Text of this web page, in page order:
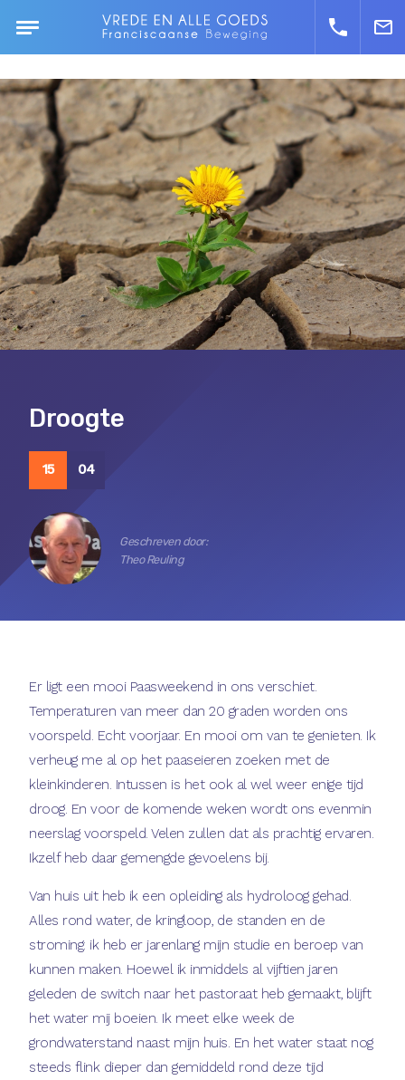
Droogte
15 04
Geschreven door:
Theo Reuling
Er ligt een mooi Paasweekend in ons verschiet.
Temperaturen van meer dan 20 graden worden ons
voorspeld. Echt voorjaar. En mooi om van te genieten. Ik
verheug me al op het paaseieren zoeken met de
kleinkinderen. Intussen is het ook al wel weer enige tijd
droog. En voor de komende weken wordt ons evenmin
neerslag voorspeld. Velen zullen dat als prachtig ervaren.
Ikzelf heb daar gemengde gevoelens bij.
Van huis uit heb ik een opleiding als hydroloog gehad.
Alles rond water, de kringloop, de standen en de
stroming: ik heb er jarenlang mijn studie en beroep van
kunnen maken. Hoewel ik inmiddels al vijftien jaren
geleden de switch naar het pastoraat heb gemaakt, blijft
het water mij boeien. Ik meet elke week de
grondwaterstand naast mijn huis. En het water staat nog
steeds flink dieper dan gemiddeld rond deze tijd